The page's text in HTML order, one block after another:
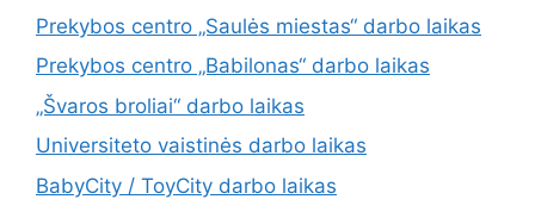
Prekybos centro „Saulės miestas“ darbo laikas
Prekybos centro „Babilonas“ darbo laikas
„Švaros broliai“ darbo laikas
Universiteto vaistinės darbo laikas
BabyCity / ToyCity darbo laikas